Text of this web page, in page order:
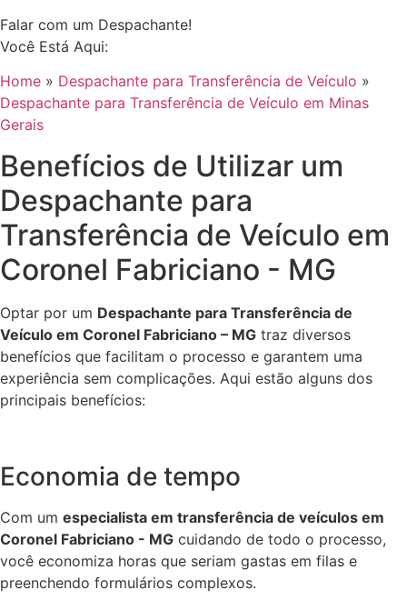
Falar com um Despachante!
Você Está Aqui:
Home » Despachante para Transferência de Veículo »
Despachante para Transferência de Veículo em Minas
Gerais
Benefícios de Utilizar um
Despachante para
Transferência de Veículo em
Coronel Fabriciano - MG
Optar por um Despachante para Transferência de
Veículo em Coronel Fabriciano – MG traz diversos
benefícios que facilitam o processo e garantem uma
experiência sem complicações. Aqui estão alguns dos
principais benefícios:
Economia de tempo
Com um especialista em transferência de veículos em
Coronel Fabriciano - MG cuidando de todo o processo,
você economiza horas que seriam gastas em filas e
preenchendo formulários complexos.